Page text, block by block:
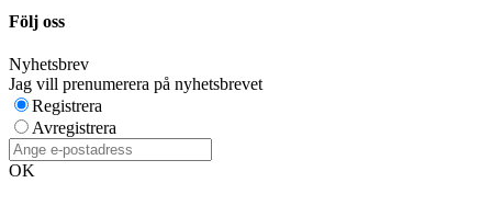
Följ oss
Nyhetsbrev
Jag vill prenumerera på nyhetsbrevet
Registrera
Avregistrera
OK